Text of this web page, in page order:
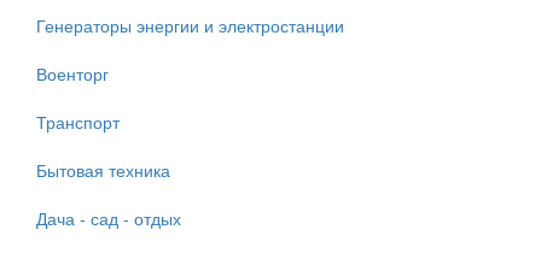
Генераторы энергии и электростанции
Военторг
Транспорт
Бытовая техника
Дача - сад - отдых